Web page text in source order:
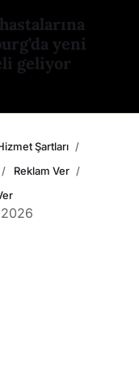
yeni
geliyor
Şartları
Reklam Ver